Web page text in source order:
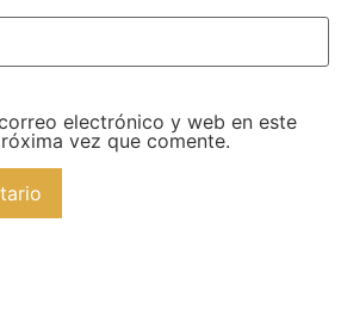
electrónico y web en este
vez que comente.